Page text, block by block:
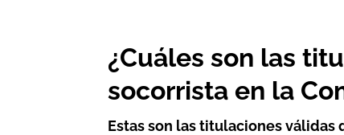
¿Cuáles son las
socorrista en la
Estas son las titulaciones válidas